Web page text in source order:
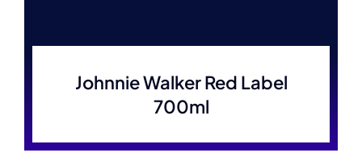
Johnnie Walker Red Label
700ml